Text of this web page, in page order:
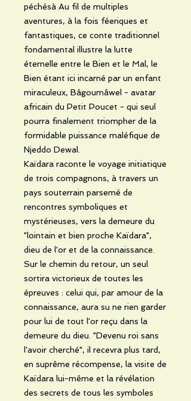
péchésà Au fil de multiples
aventures, à la fois féeriques et
fantastiques, ce conte traditionnel
fondamental illustre la lutte
éternelle entre le Bien et le Mal, le
Bien étant ici incarné par un enfant
miraculeux, Bâgoumâwel - avatar
africain du Petit Poucet - qui seul
pourra finalement triompher de la
formidable puissance maléfique de
Njeddo Dewal.
Kaïdara raconte le voyage initiatique
de trois compagnons, à travers un
pays souterrain parsemé de
rencontres symboliques et
mystérieuses, vers la demeure du
"lointain et bien proche Kaïdara",
dieu de l'or et de la connaissance.
Sur le chemin du retour, un seul
sortira victorieux de toutes les
épreuves : celui qui, par amour de la
connaissance, aura su ne rien garder
pour lui de tout l'or reçu dans la
demeure du dieu. "Devenu roi sans
l'avoir cherché", il recevra plus tard,
en suprême récompense, la visite de
Kaïdara lui-même et la révélation
des secrets de tous les symboles